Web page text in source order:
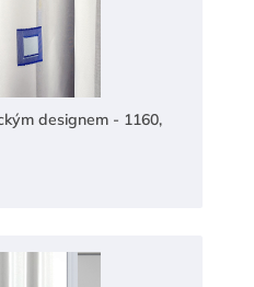
designem - 1160,